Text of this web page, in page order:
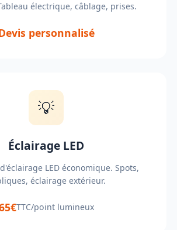
électrique, câblage, prises.
personnalisé
💡
Éclairage LED
LED économique. Spots,
éclairage extérieur.
TTC/point lumineux